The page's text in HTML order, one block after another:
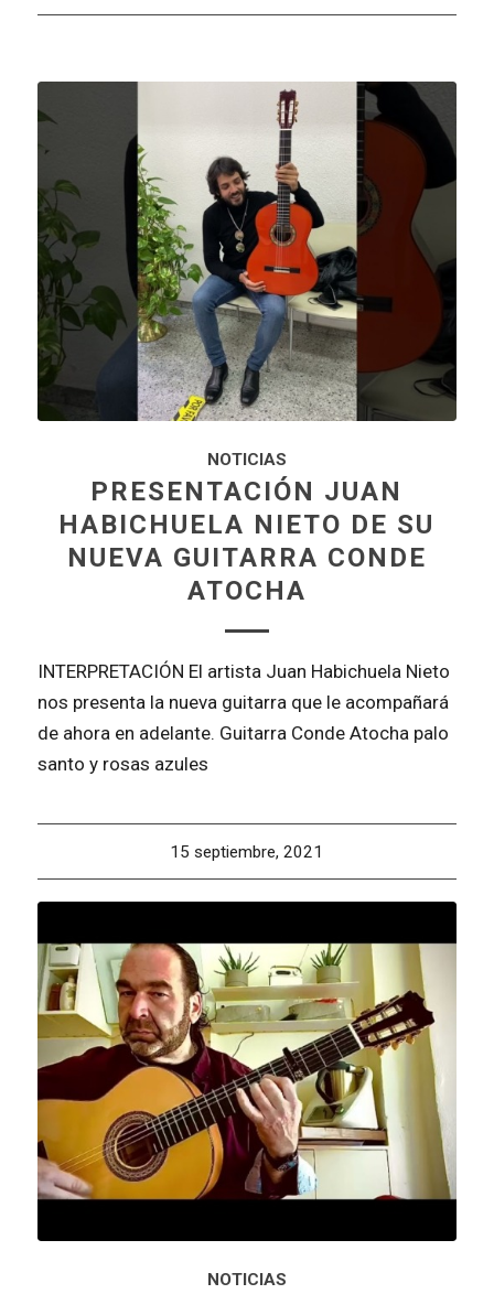
NOTICIAS
PRESENTACIÓN JUAN
HABICHUELA NIETO DE SU
NUEVA GUITARRA CONDE
ATOCHA
INTERPRETACIÓN El artista Juan Habichuela Nieto
nos presenta la nueva guitarra que le acompañará
de ahora en adelante. Guitarra Conde Atocha palo
santo y rosas azules
15 septiembre, 2021
NOTICIAS